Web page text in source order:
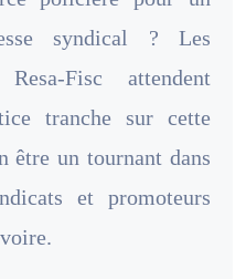
syndical ? Les
Fisc attendent
tranche sur cette
être un tournant dans
et promoteurs